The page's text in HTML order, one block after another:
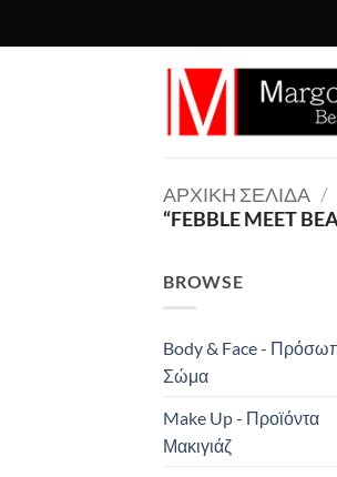
ΑΡΧΙΚΉ ΣΕΛΊΔΑ /
“FEBBLE MEET
BROWSE
Body & Face -
Σώμα
Make Up - Προϊόντα
Μακιγιάζ